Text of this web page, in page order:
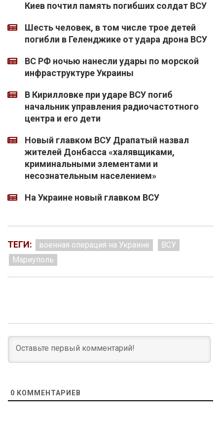
Киев почтил память погибших солдат ВСУ
Шесть человек, в том числе трое детей
погибли в Геленджике от удара дрона ВСУ
ВС РФ ночью нанесли удары по морской
инфраструктуре Украины
В Кирилловке при ударе ВСУ погиб
начальник управления радиочастотного
центра и его дети
Новый главком ВСУ Драпатый назвал
жителей Донбасса «халявщиками,
криминальными элементами и
несознательным населением»
На Украине новый главком ВСУ
ТЕГИ: военная операция на Украине
ВСУ
Мариуполь
0 КОММЕНТАРИЕВ